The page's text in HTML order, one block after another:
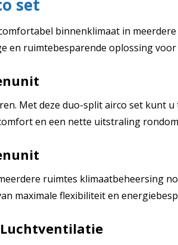
set
binnenklimaat in
en ruimtebesparende oplossing
Met deze duo-split airco set kunt
en een nette uitstraling
ruimtes klimaatbeheersing
maximale flexibiliteit en